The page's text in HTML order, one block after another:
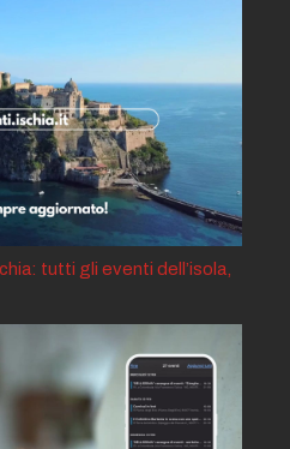
tutti gli eventi dell’isola,